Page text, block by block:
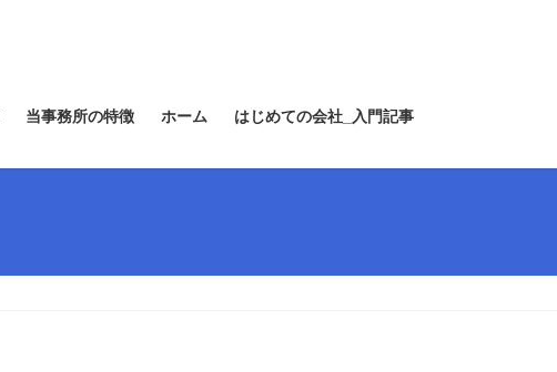
当事務所の特徴 ホーム はじめての会社_入門記事